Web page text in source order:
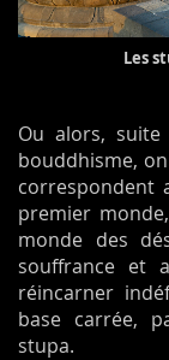
Les
Ou alors,
bouddhisme,
correspondent
premier
monde des
souffrance et
réincarner
base carrée,
stupa.